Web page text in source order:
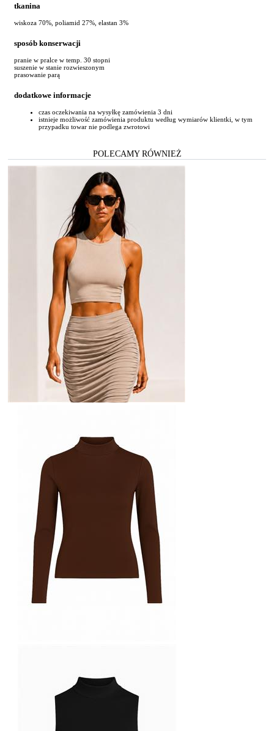
tkanina
wiskoza 70%, poliamid 27%, elastan 3%
sposób konserwacji
pranie w pralce w temp. 30 stopni
suszenie w stanie rozwieszonym
prasowanie parą
dodatkowe informacje
czas oczekiwania na wysyłkę zamówienia 3 dni
istnieje możliwość zamówienia produktu według wymiarów klientki, w tym
przypadku towar nie podlega zwrotowi
POLECAMY RÓWNIEŻ